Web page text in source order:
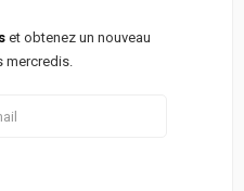
et obtenez un nouveau
mercredis.